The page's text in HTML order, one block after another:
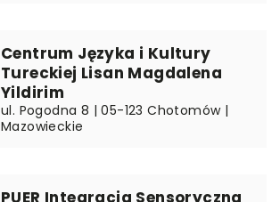
Centrum Języka i Kultury
Tureckiej Lisan Magdalena
Yildirim
ul. Pogodna 8 | 05-123 Chotomów |
Mazowieckie
PUER Integracja Sensoryczna